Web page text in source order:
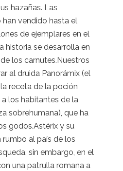
hazañas. Las
vendido hasta el
de ejemplares en el
historia se desarrolla en
los carnutes.Nuestros
al druida Panorámix (el
receta de la poción
los habitantes de la
sobrehumana), que ha
godos.Astérix y su
al país de los
sin embargo, en el
una patrulla romana a